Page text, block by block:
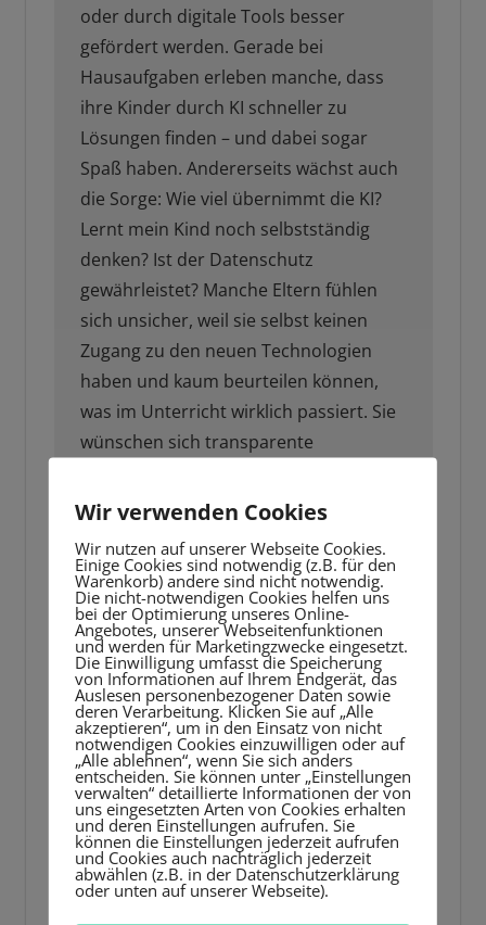
oder durch digitale Tools besser
gefördert werden. Gerade bei
Hausaufgaben erleben manche, dass
ihre Kinder durch KI schneller zu
Lösungen finden – und dabei sogar
Spaß haben. Andererseits wächst auch
die Sorge: Wie viel übernimmt die KI?
Lernt mein Kind noch selbstständig
denken? Ist der Datenschutz
gewährleistet? Manche Eltern fühlen
sich unsicher, weil sie selbst keinen
Zugang zu den neuen Technologien
haben und kaum beurteilen können,
was im Unterricht wirklich passiert. Sie
wünschen sich transparente
offene Kommunikation mit den
sinnvoll begleiten können, statt nur
zuzuschauen.
Die Risiken – worauf wir
achten müssen
So hilfreich KI sein kann – es gibt auch
ernsthafte Bedenken:
Datenschutz & Privatsphäre:KI braucht
Daten – aber wer schützt die sensiblen Infos
Wir verwenden Cookies
Wir nutzen auf unserer Webseite Cookies.
Einige Cookies sind notwendig (z.B. für den
Warenkorb) andere sind nicht notwendig.
Die nicht-notwendigen Cookies helfen uns
bei der Optimierung unseres Online-
Angebotes, unserer Webseitenfunktionen
und werden für Marketingzwecke eingesetzt.
Die Einwilligung umfasst die Speicherung
von Informationen auf Ihrem Endgerät, das
Auslesen personenbezogener Daten sowie
deren Verarbeitung. Klicken Sie auf „Alle
akzeptieren“, um in den Einsatz von nicht
notwendigen Cookies einzuwilligen oder auf
„Alle ablehnen“, wenn Sie sich anders
entscheiden. Sie können unter „Einstellungen
verwalten“ detaillierte Informationen der von
uns eingesetzten Arten von Cookies erhalten
und deren Einstellungen aufrufen. Sie
können die Einstellungen jederzeit aufrufen
und Cookies auch nachträglich jederzeit
abwählen (z.B. in der Datenschutzerklärung
oder unten auf unserer Webseite).